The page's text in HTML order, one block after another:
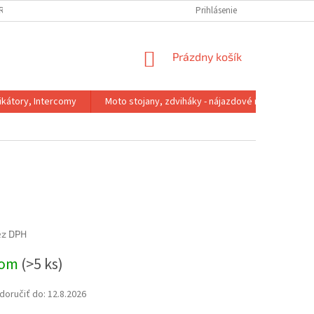
VÝMENA VEĽKOSTI
Prihlásenie
NÁKUPNÝ
Prázdny košík
Intercomy Moto stojany, zdviháky - nájazdové rampy
DPH
(>5 ks)
do: 12.8.2026